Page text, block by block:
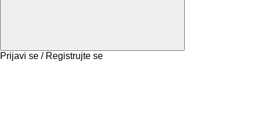
Prijavi se / Registrujte se